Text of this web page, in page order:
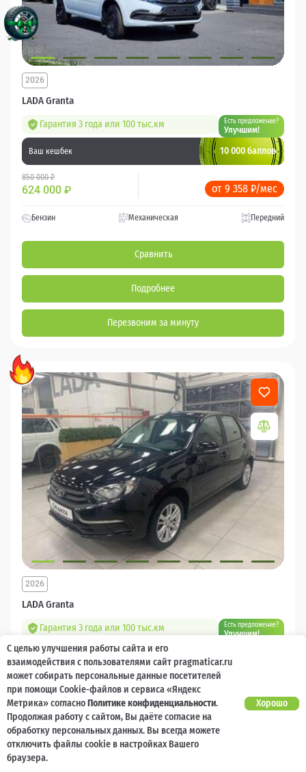
LADA Granta
2026
Гарантия 3 года или 100 тыс.км Есть предложение?
Улучшим!
Ваш кешбек 10 000 баллов
850 000 ₽
624 000 ₽ от 9 358 ₽/мес
Бензин Механическая Передний
Сравнить
Подробнее
Перезвоним за минуту
LADA Granta
2026
Гарантия 3 года или 100 тыс.км Есть предложение?
Улучшим!
Ваш кешбек
1 218 000 ₽
904 400₽
Бензин Механическая
С целью улучшения работы сайта и его
взаимодействия с пользователями сайт pragmaticar.ru
может собирать персональные данные посетителей
при помощи Cookie-файлов и сервиса «Яндекс
Метрика» согласноПолитике конфиденциальности.
Продолжая работу с сайтом, Вы даёте согласие на
обработку персональных данных. Вы всегда можете
отключить файлы cookie в настройках Вашего
браузера.
Хорошо